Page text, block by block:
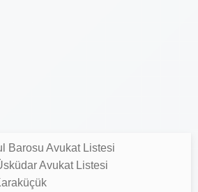
Barosu Avukat Listesi
Avukat Listesi